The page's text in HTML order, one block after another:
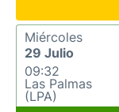
Miércoles
29 Julio
09:32
Las Palmas
(LPA)